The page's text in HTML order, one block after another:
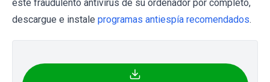
este fraudulento antivirus de su ordenador por completo,
descargue e instale programas antiespía recomendados.